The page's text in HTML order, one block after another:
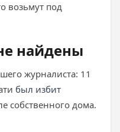
возьмут под
найдены
журналиста: 11
был избит
собственного дома.